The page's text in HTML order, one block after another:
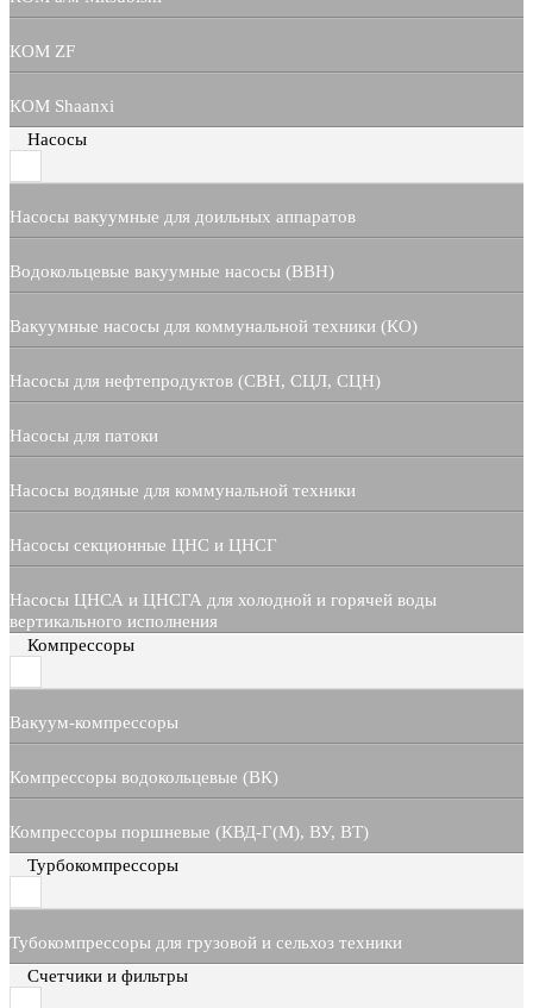
КОМ ZF
КОМ Shaanxi
Насосы
Насосы вакуумные для доильных аппаратов
Водокольцевые вакуумные насосы (ВВН)
Вакуумные насосы для коммунальной техники (КО)
Насосы для нефтепродуктов (СВН, СЦЛ, СЦН)
Насосы для патоки
Насосы водяные для коммунальной техники
Насосы секционные ЦНС и ЦНСГ
Насосы ЦНСА и ЦНСГА для холодной и горячей воды
вертикального исполнения
Компрессоры
Вакуум-компрессоры
Компрессоры водокольцевые (ВК)
Компрессоры поршневые (КВД-Г(М), ВУ, ВТ)
Турбокомпрессоры
Тубокомпрессоры для грузовой и сельхоз техники
Счетчики и фильтры